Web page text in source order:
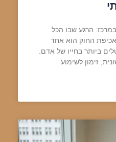
הרגע שבו הכל
החוק הוא אחד
ביותר בחייו של אדם.
זימון לשימוע